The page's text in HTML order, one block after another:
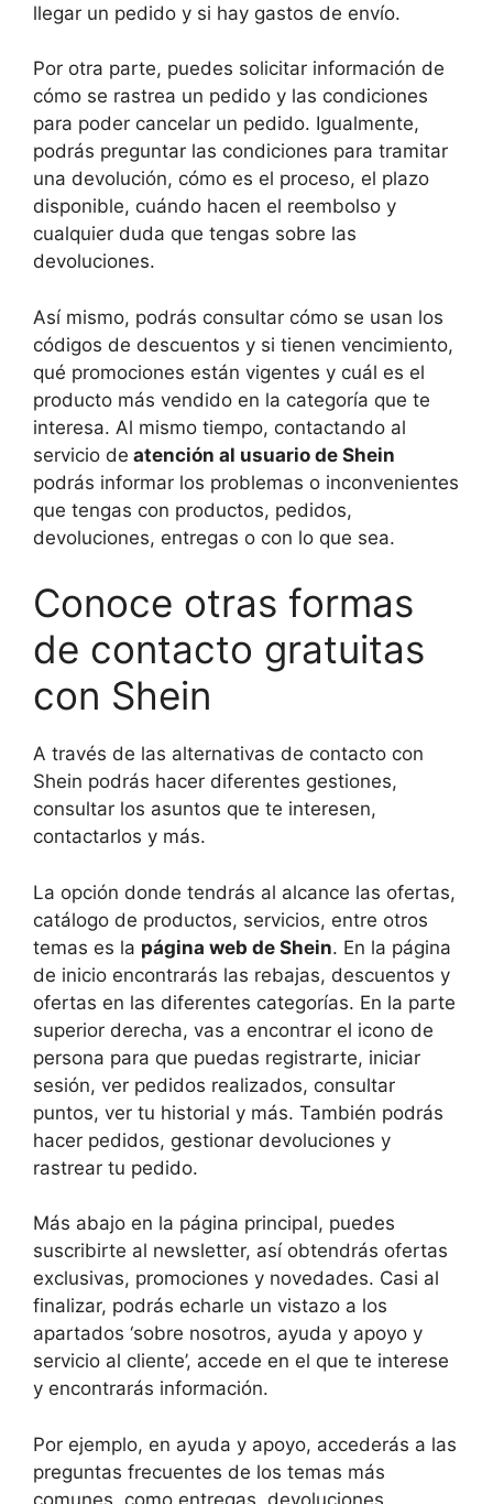
llegar un pedido y si hay gastos de envío.
Por otra parte, puedes solicitar información de
cómo se rastrea un pedido y las condiciones
para poder cancelar un pedido. Igualmente,
podrás preguntar las condiciones para tramitar
una devolución, cómo es el proceso, el plazo
disponible, cuándo hacen el reembolso y
cualquier duda que tengas sobre las
devoluciones.
Así mismo, podrás consultar cómo se usan los
códigos de descuentos y si tienen vencimiento,
qué promociones están vigentes y cuál es el
producto más vendido en la categoría que te
interesa. Al mismo tiempo, contactando al
servicio de atención al usuario de Shein
podrás informar los problemas o inconvenientes
que tengas con productos, pedidos,
devoluciones, entregas o con lo que sea.
Conoce otras formas
de contacto gratuitas
con Shein
A través de las alternativas de contacto con
Shein podrás hacer diferentes gestiones,
consultar los asuntos que te interesen,
contactarlos y más.
La opción donde tendrás al alcance las ofertas,
catálogo de productos, servicios, entre otros
temas es la página web de Shein. En la página
de inicio encontrarás las rebajas, descuentos y
ofertas en las diferentes categorías. En la parte
superior derecha, vas a encontrar el icono de
persona para que puedas registrarte, iniciar
sesión, ver pedidos realizados, consultar
puntos, ver tu historial y más. También podrás
hacer pedidos, gestionar devoluciones y
rastrear tu pedido.
Más abajo en la página principal, puedes
suscribirte al newsletter, así obtendrás ofertas
exclusivas, promociones y novedades. Casi al
finalizar, podrás echarle un vistazo a los
apartados ‘sobre nosotros, ayuda y apoyo y
servicio al cliente’, accede en el que te interese
y encontrarás información.
Por ejemplo, en ayuda y apoyo, accederás a las
preguntas frecuentes de los temas más
comunes, como entregas, devoluciones,